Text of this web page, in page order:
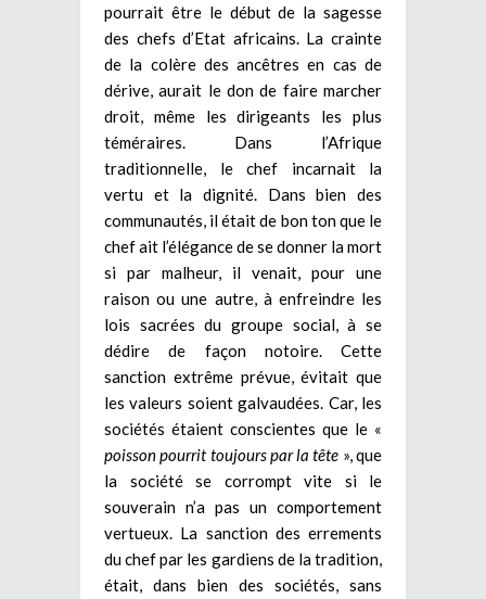
pourrait être le début de la sagesse
des chefs d’Etat africains. La crainte
de la colère des ancêtres en cas de
dérive, aurait le don de faire marcher
droit, même les dirigeants les plus
téméraires. Dans l’Afrique
traditionnelle, le chef incarnait la
vertu et la dignité. Dans bien des
communautés, il était de bon ton que le
chef ait l’élégance de se donner la mort
si par malheur, il venait, pour une
raison ou une autre, à enfreindre les
lois sacrées du groupe social, à se
dédire de façon notoire. Cette
sanction extrême prévue, évitait que
les valeurs soient galvaudées. Car, les
sociétés étaient conscientes que le «
poisson pourrit toujours par la tête », que
la société se corrompt vite si le
souverain n’a pas un comportement
vertueux. La sanction des errements
du chef par les gardiens de la tradition,
était, dans bien des sociétés, sans